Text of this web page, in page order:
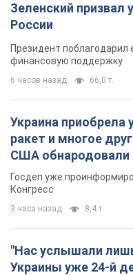
Зеленский призвал
России
Президент поблагодарил
финансовую поддержку
6 часов назад 66,0 т.
Украина приобрела
ракет и многое
США обнародовали
Госдеп уже
Конгресс
3 часа назад 8,4 т.
"Нас услышали
Украины уже 24-й